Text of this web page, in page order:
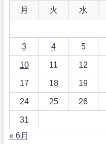
月 火 水
3 4 5
10 11 12
17 18 19
24 25 26
31
« 6月